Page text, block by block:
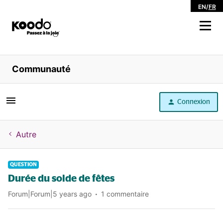
EN/FR
Magasiner
Libre service
Aide
Communauté
Connexion
Autre
QUESTION
Durée du solde de fêtes
Forum|Forum|5 years ago 1 commentaire